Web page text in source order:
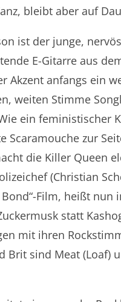
bleibt aber auf
ist der junge,
E-Gitarre aus
Akzent anfangs ein
weiten Stimme
ein feministischer
Scaramouche zur
die Killer Queen
(Christian
Bond“-Film, heißt
statt
mit ihren
Brit sind Meat (Loaf)